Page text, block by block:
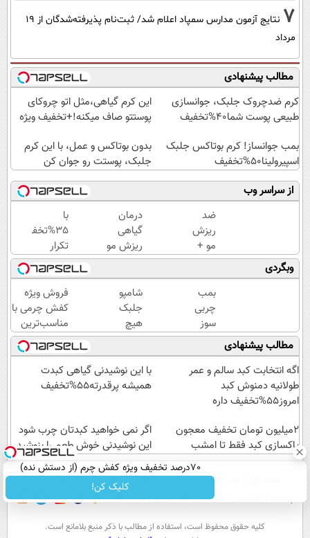
7
نتایج آزمون مدارس سمپاد اعلام شد/ ثبت‌نام پذیرفته‌شدگان از ۱۹
مرداد
مطالب پیشنهادی
کرم ضدچروک جلبک، جوانسازی
طبیعی پوست شما40%تخفیف
این کرم گیاهی،مثل اتو چروکای
پوستتو صاف میکنه!+تخفیف ویژه
بمب جوانساز! کرم بوتاکس جلبک
اسپیرولینا50%تخفیف
بدون بوتاکس و عمل، با این کرم
جلبک، پوستت رو جوان کن
از سراسر وب
ضد
ریزش
مو +
رویش
مجدد
مو +
ضد
شوره
= با
شامپو
جلبک
درمان
گیاهی
ریزش مو
و
جلوگیری
از طاسی
با جلبک
اسپیرولینا
با
35%تخفیف
تکرار
نشدنی❗❗❗
این پک
گیاهی
تقویت
مو رو
سفارش
بده👌
وبگردی
بمب
چربی
سوز
گیاهی!
با این
چربی
سرعرت
شو با
مجوز
بهداشت
شامپو
جلبک
هیچ
جای
خالی
توی
موهات
فروش ویژه
کفش چرمی با
مناسب‌ترین
قیمت+پرداخت
اقساطی
مطالب پیشنهادی
اگه انتخابت کبد سالم و عمر
طولانیه دمنوش کبد
امروز55%تخفیف داره
با این نوشیدنی گیاهی کبدت
همیشه پرقدرته55%تخفیف
2میلیون تومان تخفیف معجون
پاکسازی کبد فقط تا امشب
اگر نمی خواهید کبدتان چرب شود
این نوشیدنی خوش طعم را بنوشید
70درصد تخفیف ویژه کفش چرم (از دستش نده)
کلیک کن!
عصر ایران۲ درباره عصرایران تماس با ما
آب و هوا اوقات شرعی سواد زندگی
كليه حقوق محفوظ است، استفاده از مطالب با ذكر منبع بلامانع است.